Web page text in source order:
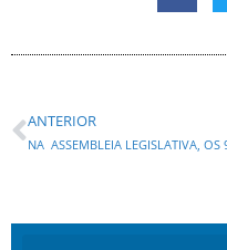
ANTERIOR